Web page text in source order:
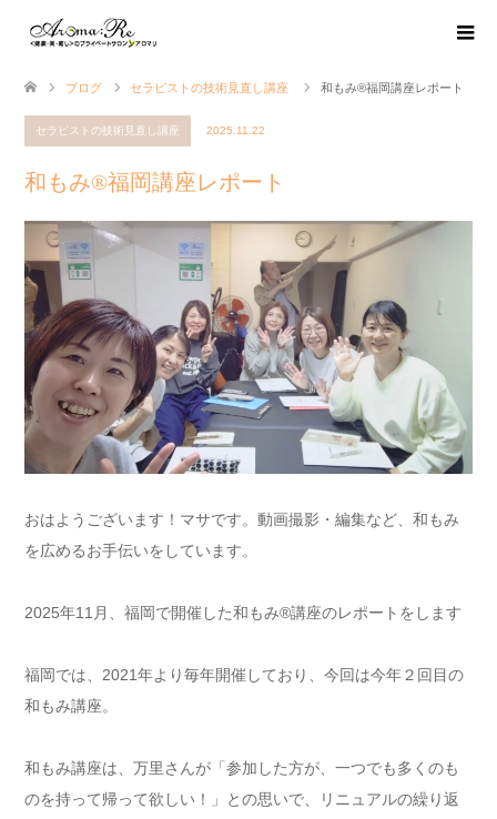
ブログ セラピストの技術見直し講座 和もみ®福岡講座レポート
セラピストの技術見直し講座 2025.11.22
和もみ®福岡講座レポート
おはようございます！マサです。動画撮影・編集など、和もみ
を広めるお手伝いをしています。
2025年11月、福岡で開催した和もみ®講座のレポートをします
福岡では、2021年より毎年開催しており、今回は今年２回目の
和もみ講座。
和もみ講座は、万里さんが「参加した方が、一つでも多くのも
のを持って帰って欲しい！」との思いで、リニュアルの繰り返